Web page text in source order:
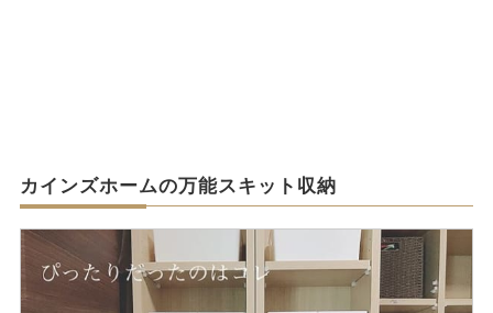
カインズホームの万能スキット収納